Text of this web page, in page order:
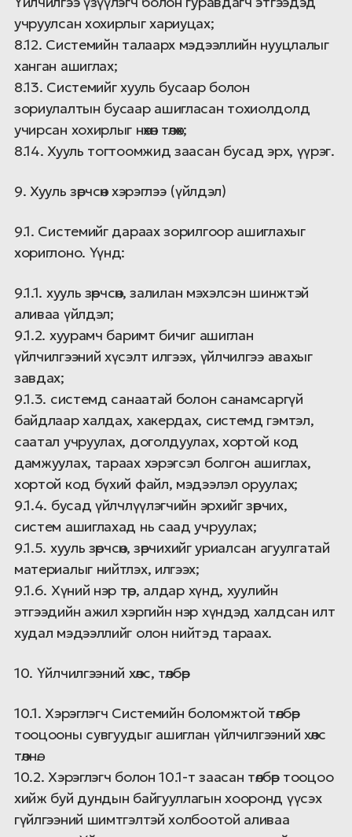
учруулсан хохирлыг хариуцах;
8.12. Системийн талаарх мэдээллийн нууцлалыг
ханган ашиглах;
8.13. Системийг хууль бусаар болон
зориулалтын бусаар ашигласан тохиолдолд
учирсан хохирлыг нөхөн төлөх;
8.14. Хууль тогтоомжид заасан бусад эрх, үүрэг.
9. Хууль зөрчсөн хэрэглээ (үйлдэл)
9.1. Системийг дараах зорилгоор ашиглахыг
хориглоно. Үүнд:
9.1.1. хууль зөрчсөн, залилан мэхэлсэн шинжтэй
аливаа үйлдэл;
9.1.2. хуурамч баримт бичиг ашиглан
үйлчилгээний хүсэлт илгээх, үйлчилгээ авахыг
завдах;
9.1.3. системд санаатай болон санамсаргүй
байдлаар халдах, хакердах, системд гэмтэл,
саатал учруулах, доголдуулах, хортой код
дамжуулах, тараах хэрэгсэл болгон ашиглах,
хортой код бүхий файл, мэдээлэл оруулах;
9.1.4. бусад үйлчлүүлэгчийн эрхийг зөрчих,
систем ашиглахад нь саад учруулах;
9.1.5. хууль зөрчсөн, зөрчихийг уриалсан агуулгатай
материалыг нийтлэх, илгээх;
9.1.6. Хүний нэр төр, алдар хүнд, хуулийн
этгээдийн ажил хэргийн нэр хүндэд халдсан илт
худал мэдээллийг олон нийтэд тараах.
10. Үйлчилгээний хөлс, төлбөр
10.1. Хэрэглэгч Системийн боломжтой төлбөр
тооцооны сувгуудыг ашиглан үйлчилгээний хөлс
төлнө.
10.2. Хэрэглэгч болон 10.1-т заасан төлбөр тооцоо
хийж буй дундын байгууллагын хооронд үүсэх
гүйлгээний шимтгэлтэй холбоотой аливаа